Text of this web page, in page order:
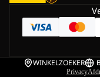
WINKELZOEKER
Privacy